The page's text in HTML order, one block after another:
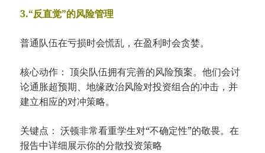
3.“反直觉”的风险管理
普通队伍在亏损时会慌乱，在盈利时会贪婪。
核心动作： 顶尖队伍拥有完善的风险预案。他们会讨
论通胀超预期、地缘政治风险对投资组合的冲击，并
建立相应的对冲策略。
关键点： 沃顿非常看重学生对“不确定性”的敬畏。在
报告中详细展示你的分散投资策略